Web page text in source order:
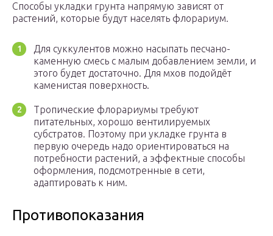
Способы укладки грунта напрямую зависят от
растений, которые будут населять флорариум.
Для суккулентов можно насыпать песчано-
каменную смесь с малым добавлением земли, и
этого будет достаточно. Для мхов подойдёт
каменистая поверхность.
Тропические флорариумы требуют
питательных, хорошо вентилируемых
субстратов. Поэтому при укладке грунта в
первую очередь надо ориентироваться на
потребности растений, а эффектные способы
оформления, подсмотренные в сети,
адаптировать к ним.
Противопоказания